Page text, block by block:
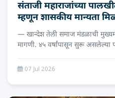
संताजी महाराजांच्या
म्हणून शासकीय मान्यता
— खान्देश तेली समाज मंडळाची
मागणी. ४५ वर्षांपासून सुरू असलेल्या
07 Jul 2026